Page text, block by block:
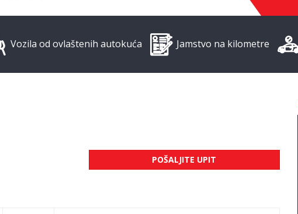
Vozila od ovlaštenih autokuća Jamstvo na kilometre
POŠALJITE UPIT